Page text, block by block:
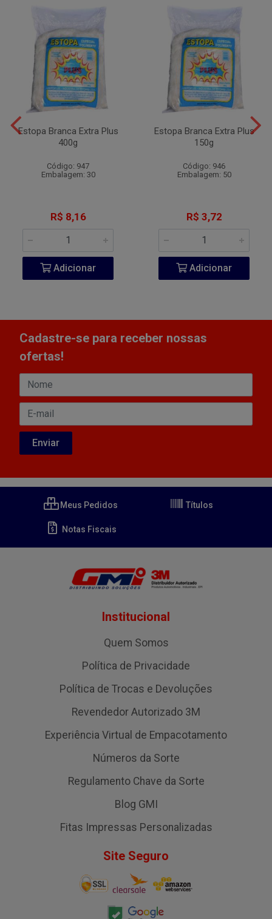
Estopa Branca Extra Plus
400g
Código: 947
Embalagem: 30
R$ 8,16
Adicionar
Estopa Branca Extra Plus
150g
Código: 946
Embalagem: 50
R$ 3,72
Adicionar
Cadastre-se para receber nossas
ofertas!
Meus Pedidos Títulos
Notas Fiscais
Institucional
Quem Somos
Política de Privacidade
Política de Trocas e Devoluções
Revendedor Autorizado 3M
Experiência Virtual de Empacotamento
Números da Sorte
Regulamento Chave da Sorte
Blog GMI
Fitas Impressas Personalizadas
Site Seguro